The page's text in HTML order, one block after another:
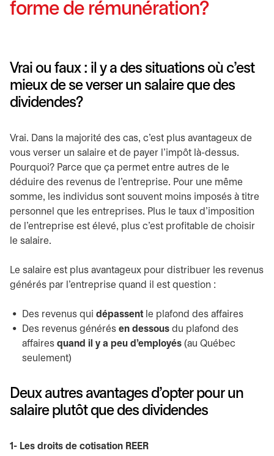
forme de rémunération?
Vrai ou faux : il y a des situations où c’est
mieux de se verser un salaire que des
dividendes?
Vrai. Dans la majorité des cas, c’est plus avantageux de
vous verser un salaire et de payer l’impôt là-dessus.
Pourquoi? Parce que ça permet entre autres de le
déduire des revenus de l’entreprise. Pour une même
somme, les individus sont souvent moins imposés à titre
personnel que les entreprises. Plus le taux d'imposition
de l'entreprise est élevé, plus c’est profitable de choisir
le salaire.
Le salaire est plus avantageux pour distribuer les revenus
générés par l’entreprise quand il est question :
Des revenus qui dépassent le plafond des affaires
Des revenus générés en dessous du plafond des
affaires quand il y a peu d’employés (au Québec
seulement)
Deux autres avantages d’opter pour un
salaire plutôt que des dividendes
1- Les droits de cotisation REER